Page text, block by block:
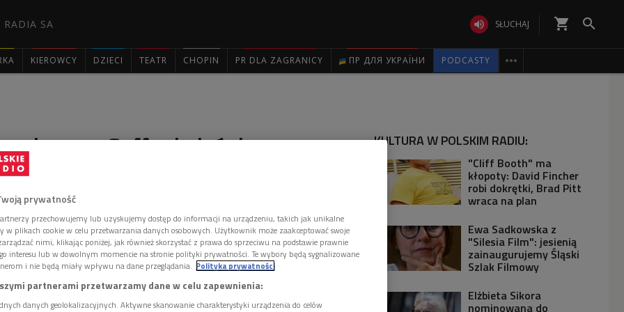
RADIA SA  SŁUCHAJ shopping_cart 
KIEROWCY DZIECI TEATR CHOPIN PR DLA ZAGRANICY ПР ДЛЯ УКРАЇНИ PODCASTY 
grupy Gaffer i pieśni
Muzyki Folkowej „Mikołajki Folkowe” w
ramach odbył się jeden z najstarszych konkursów
Otwarta”. O swojej muzyce w audycji opowiedzą
– muzycy zespołu „Gaffer”.
KULTURA W POLSKIM RADIU:
"Cliff Booth" ma
kłopoty: David Fincher
robi dokrętki, Brad Pitt
wraca na plan
Ewa Sadkowska z
"Silesia Film": jesienią
zainaugurujemy Śląski
Szlak Filmowy
Elżbieta Sikora
nominowana do
prywatność
przechowujemy lub uzyskujemy dostęp do informacji na urządzeniu, takich jak unikalne
w plikach cookie w celu przetwarzania danych osobowych. Użytkownik może zaakceptować swoje
nimi, klikając poniżej, jak również skorzystać z prawa do sprzeciwu na podstawie prawnie
interesu lub w dowolnym momencie na stronie polityki prywatności. Te wybory będą sygnalizowane
i nie będą miały wpływu na dane przeglądania. Polityka prywatności
partnerami przetwarzamy dane w celu zapewnienia:
danych geolokalizacyjnych. Aktywne skanowanie charakterystyki urządzenia do celów